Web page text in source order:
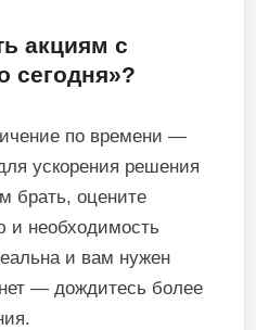
акциям с
сегодня»?
по времени —
ускорения решения
брать, оцените
и необходимость
и вам нужен
— дождитесь более